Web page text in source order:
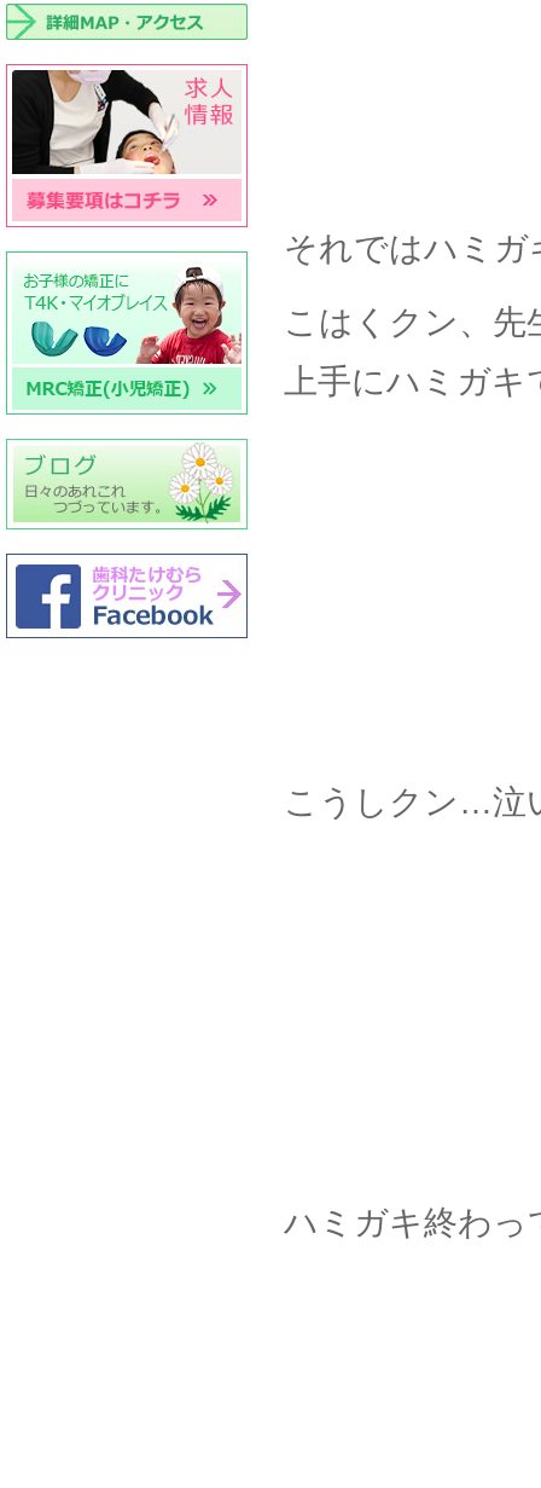
それではハミ
こはくクン、
上手にハミガ
こうしクン…泣
ハミガキ終わっ